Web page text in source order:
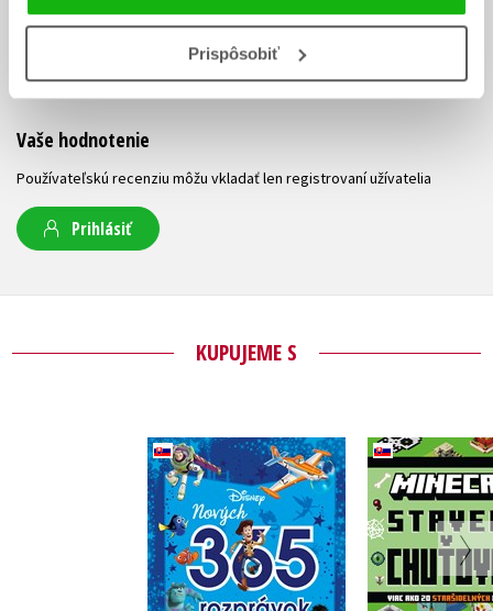
Prispôsobiť
UŽIVATEĽSKÁ RECENZIA
Žiadne užívateľské hodnotenia nie sú dostupné.
Vaše hodnotenie
Používateľskú recenziu môžu vkladať len registrovaní užívatelia
Prihlásiť
KUPUJEME S
Disney - Nových 365
rozprávok do
postieľky
Kolektiv
Stavebné